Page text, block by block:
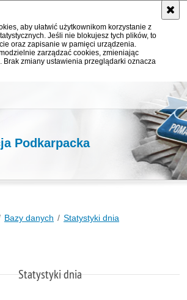
aby ułatwić użytkownikom korzystanie z
Jeśli nie blokujesz tych plików, to
oraz zapisanie w pamięci urządzenia.
zarządzać cookies, zmieniając
Brak zmiany ustawienia przeglądarki oznacza
Podkarpacka
Bazy danych
Statystyki dnia
Statystyki dnia